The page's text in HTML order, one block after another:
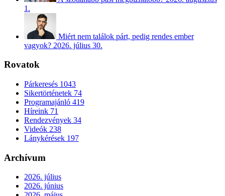
1.
Miért nem találok párt, pedig rendes ember
vagyok? 2026. július 30.
Rovatok
Párkeresés 1043
Sikertörténetek 74
Programajánló 419
Híreink 71
Rendezvények 34
Videók 238
Lánykérések 197
Archívum
2026. július
2026. június